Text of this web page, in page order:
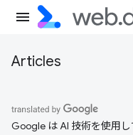
Articles
Google は AI 技術を使用